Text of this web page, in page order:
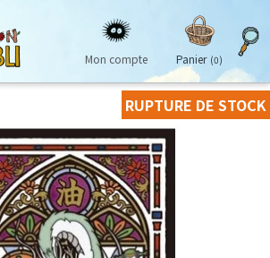
Mon compte Panier (0)
RUPTURE DE STOCK